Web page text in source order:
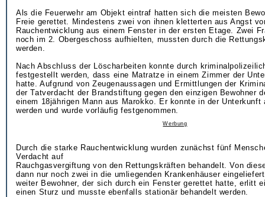
Als die Feuerwehr am Objekt eintraf hatten sich die meisten
Freie gerettet. Mindestens zwei von ihnen kletterten aus Angst
Rauchentwicklung aus einem Fenster in der ersten Etage. Zwei
noch im 2. Obergeschoss aufhielten, mussten durch die
werden.
Nach Abschluss der Löscharbeiten konnte durch
festgestellt werden, dass eine Matratze in einem Zimmer der
hatte. Aufgrund von Zeugenaussagen und Ermittlungen der
der Tatverdacht der Brandstiftung gegen den einzigen Bewohner
einem 18jährigen Mann aus Marokko. Er konnte in der Unterkunft
werden und wurde vorläufig festgenommen.
Werbung
Durch die starke Rauchentwicklung wurden zunächst fünf
Verdacht auf
Rauchgasvergiftung von den Rettungskräften behandelt. Von
dann nur noch zwei in die umliegenden Krankenhäuser
weiter Bewohner, der sich durch ein Fenster gerettet hatte, erlitt
einen Sturz und musste ebenfalls stationär behandelt werden.